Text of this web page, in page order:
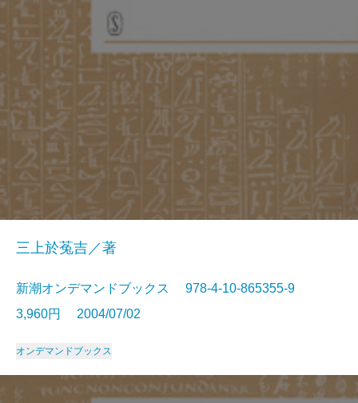
三上於菟吉／著
新潮オンデマンドブックス 978-4-10-865355-9
3,960円 2004/07/02
オンデマンドブックス